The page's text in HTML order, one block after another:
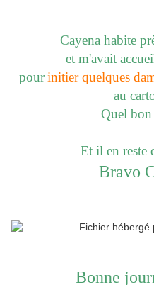
Cayena habite
et m'avait
pourinitier quelques
au
Quel
Et il en reste
Bravo
Bonne